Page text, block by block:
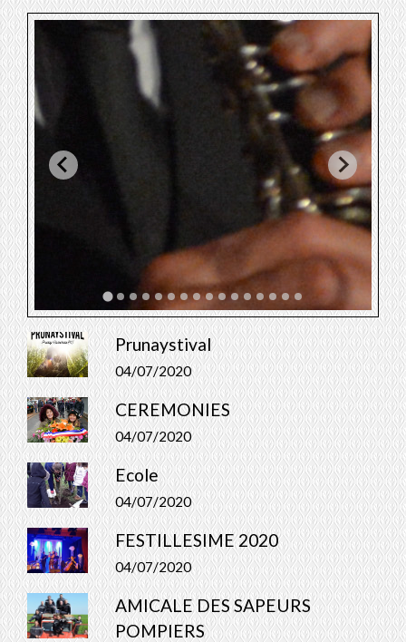
Prunaystival
04/07/2020
CEREMONIES
04/07/2020
Ecole
04/07/2020
FESTILLESIME 2020
04/07/2020
AMICALE DES SAPEURS
POMPIERS